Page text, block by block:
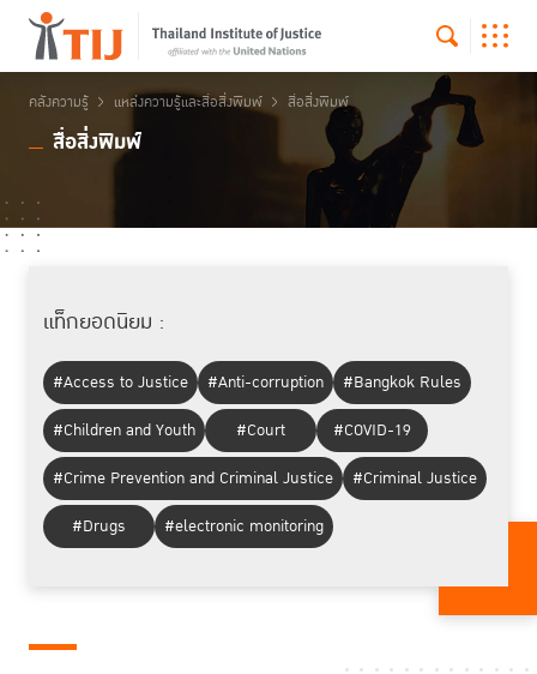
คลังความรู้ แหล่งความรู้และสื่อสิ่งพิมพ์ สื่อสิ่งพิมพ์
สื่อสิ่งพิมพ์
แท็กยอดนิยม :
#Access to Justice #Anti-corruption
#Bangkok Rules
#Children and Youth
#Court
#COVID-19
#Crime Prevention and Criminal Justice
#Criminal Justice
#Drugs
#electronic monitoring